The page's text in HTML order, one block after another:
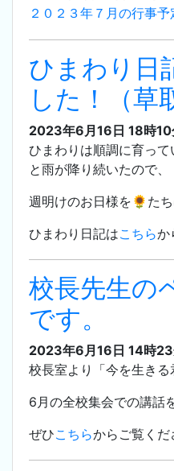
２０２３年７月の行事予
ひまわり日
した！（草
2023年6月16日 18時10
ひまわりは順調に育っ
と雨が降り続いたので、
週明けのお日様を🌻たち
ひまわり日記はこちらか
校長先生の
です。
2023年6月16日 14時
校長室より「今を生きる
6月の全校集会での講話
ぜひこちらからご覧くだ